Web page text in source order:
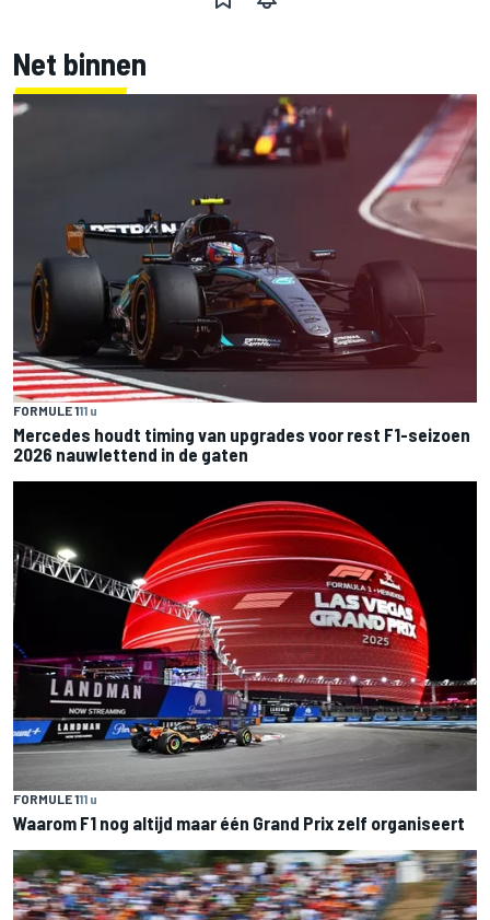
Net binnen
FORMULE 111 u
Mercedes houdt timing van upgrades voor rest F1-seizoen
2026 nauwlettend in de gaten
FORMULE 111 u
Waarom F1 nog altijd maar één Grand Prix zelf organiseert